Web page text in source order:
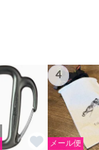
4
メール便